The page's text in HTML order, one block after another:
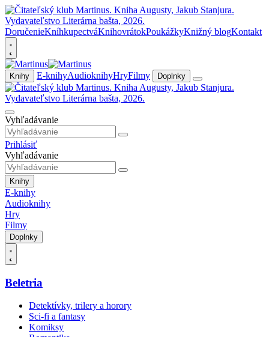
DoručenieKníhkupectváKnihovrátokPoukážkyKnižný blogKontakt
Knihy E-knihyAudioknihyHryFilmy Doplnky
Vyhľadávanie
Prihlásiť
Vyhľadávanie
Knihy
E-knihy
Audioknihy
Hry
Filmy
Doplnky
Beletria
Detektívky, trilery a horory
Sci-fi a fantasy
Komiksy